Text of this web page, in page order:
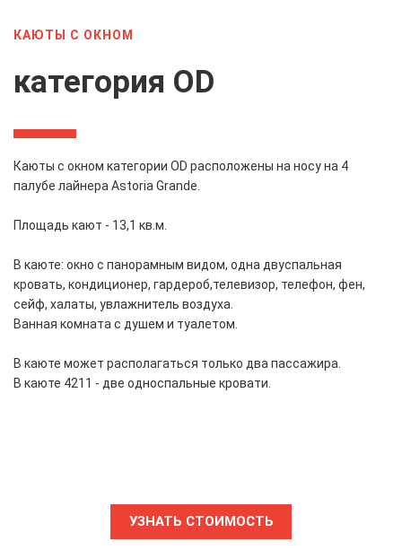
КАЮТЫ С ОКНОМ
категория OD
Каюты с окном категории OD расположены на носу на 4
палубе лайнера Astoria Grande.
Площадь кают - 13,1 кв.м.
В каюте: окно с панорамным видом, одна двуспальная
кровать, кондиционер, гардероб,телевизор, телефон, фен,
сейф, халаты, увлажнитель воздуха.
Ванная комната с душем и туалетом.
В каюте может располагаться только два пассажира.
В каюте 4211 - две односпальные кровати.
УЗНАТЬ СТОИМОСТЬ